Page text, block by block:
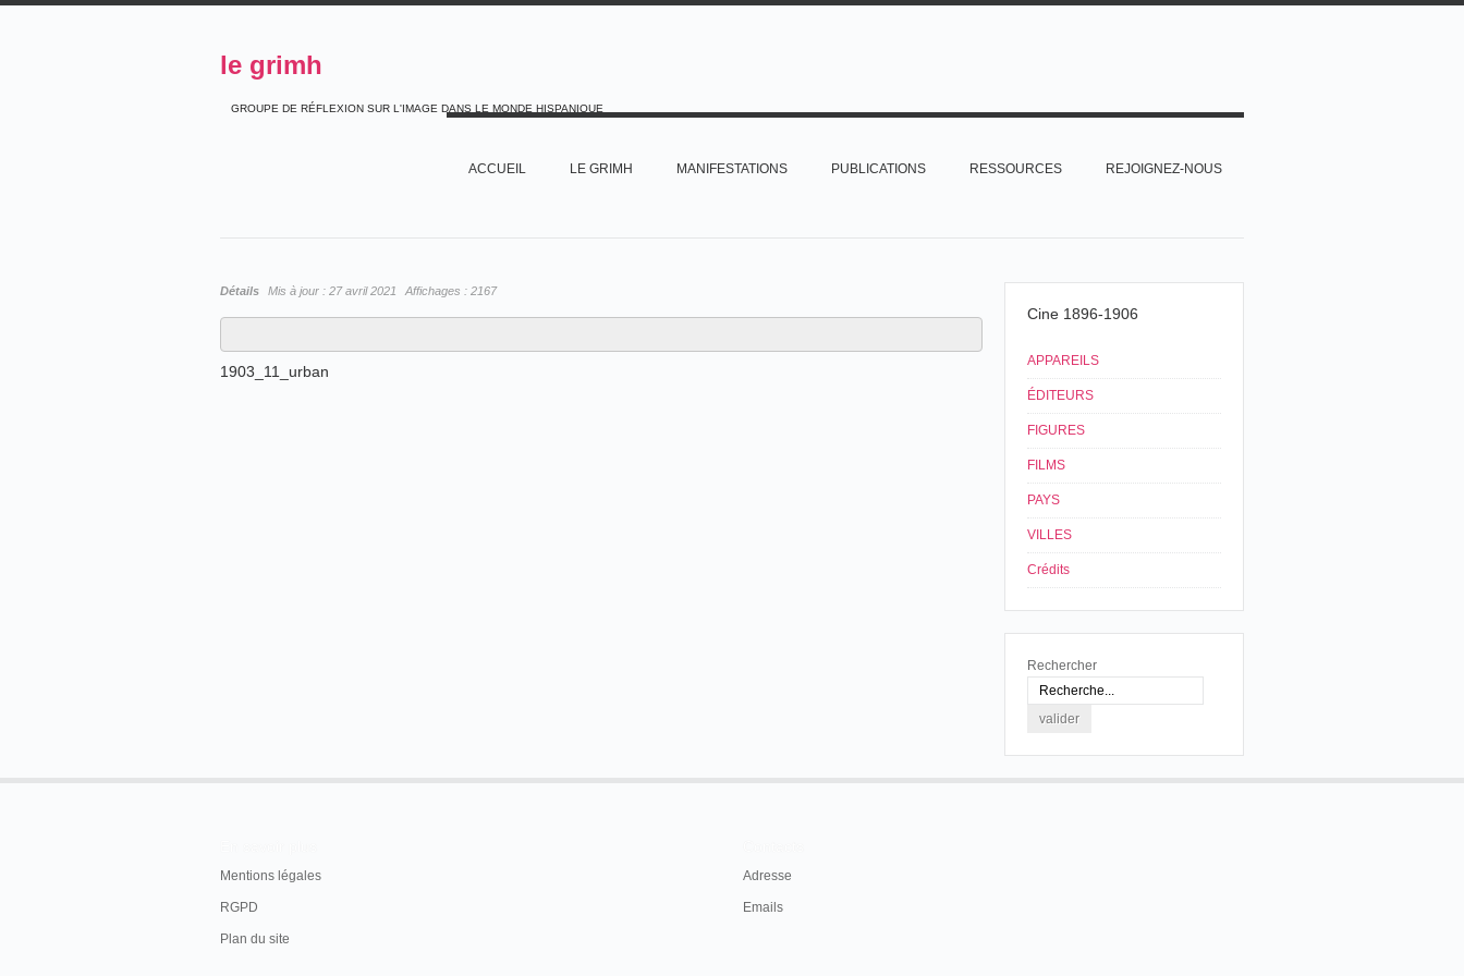
le grimh
GROUPE DE RÉFLEXION SUR L'IMAGE DANS LE MONDE HISPANIQUE
ACCUEIL LE GRIMH MANIFESTATIONS PUBLICATIONS RESSOURCES REJOIGNEZ-NOUS
Détails Mis à jour : 27 avril 2021 Affichages : 2167
1903_11_urban
Cine 1896-1906
APPAREILS
ÉDITEURS
FIGURES
FILMS
PAYS
VILLES
Crédits
Rechercher
Mentions légales
RGPD
Plan du site
Adresse
Emails